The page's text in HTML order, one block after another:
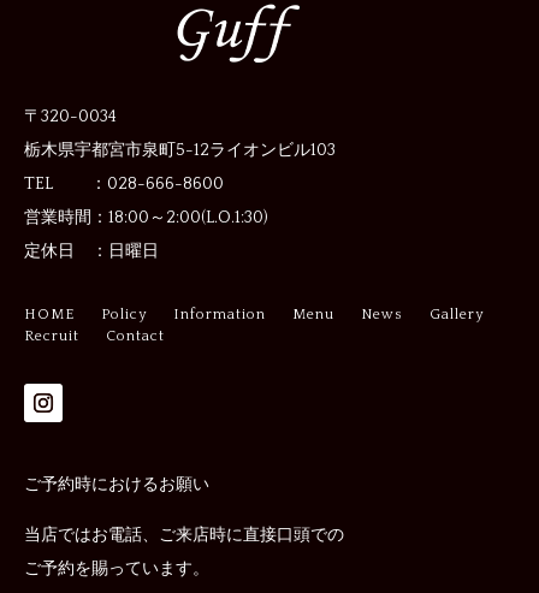
〒320-0034
栃木県宇都宮市泉町5-12ライオンビル103
TEL ：028-666-8600
営業時間： 18:00～2:00(L.O.1:30)
定休日 ： 日曜日
HOME Policy Information Menu News
Gallery
Recruit
Contact
ご予約時におけるお願い
当店ではお電話、ご来店時に直接口頭での
ご予約を賜っています。